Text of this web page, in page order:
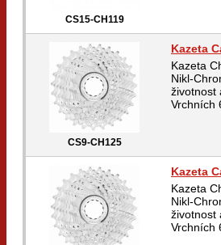
CS15-CH119
CS9-CH125
Kazeta
Kazeta
Nikl-
životnost
Vrchních
Kazeta
Kazeta
Nikl-
životnost
Vrchních